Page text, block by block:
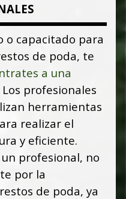
o capacitado para
de poda, te
a una
profesionales
herramientas
realizar el
y eficiente.
profesional, no
por la
de poda, ya